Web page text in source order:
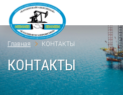
Главная КОНТАКТЫ
КОНТАКТЫ